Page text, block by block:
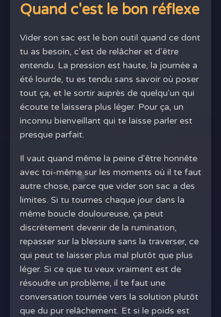
Quand c'est le bon réflexe
Vider son sac est le bon outil quand ce dont
tu as besoin, c'est de relâcher et d'être
entendu. La pression est haute, la journée a
été lourde, tu es tendu sans savoir où poser
tout ça, et le sortir auprès de quelqu'un qui
écoute te laissera plus léger. Pour ça, un
inconnu bienveillant qui te laisse parler est
presque parfait.
Il vaut quand même la peine d'être honnête
avec toi-même sur les moments où il te faut
autre chose, parce que vider son sac a des
limites. Si tu tournes chaque jour dans la
même boucle douloureuse, ça peut
discrètement devenir de la rumination,
repasser sur la blessure sans la traverser, ce
qui peut te laisser plus mal plutôt que plus
léger. Si ce que tu veux vraiment est de
résoudre un problème, il te faut une
conversation tournée vers la solution plutôt
que du pur relâchement. Et si le poids est